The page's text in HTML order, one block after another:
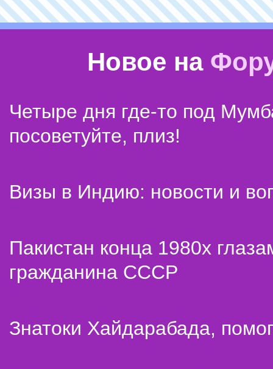
Новое на
Четыре дня где-то под
посоветуйте, плиз!
Визы в Индию: новости и
Пакистан конца 1980х
гражданина СССР
Знатоки Хайдарабада,